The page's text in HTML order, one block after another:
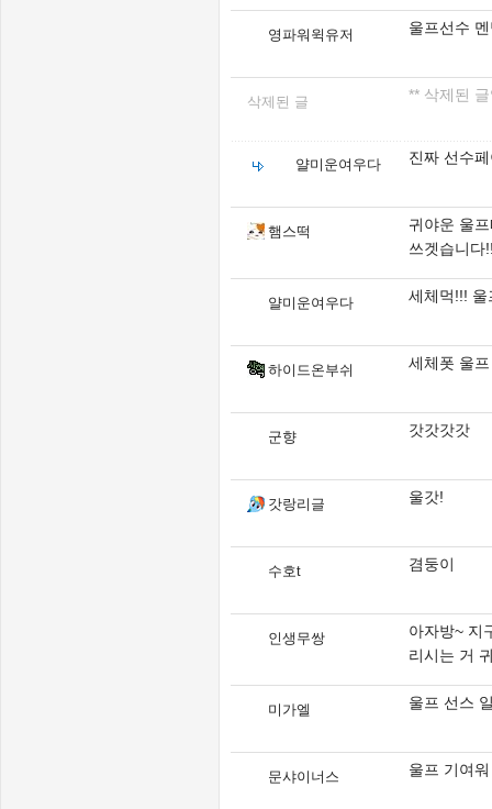
영파워윅유저 울프선수
삭제된 글 ** 삭제된
얄미운여우다 진짜 선수
햄스떡
귀야운 울
쓰겟습니다
얄미운여우다 세체먹!!! 울
하이드온부쉬 세체폿 울
군향 갓갓갓갓
갓랑리글 울갓!
수호t 겸둥이
인생무쌍
아자방~ 지
리시는 거
미가엘 울프 선스
문샤이너스 울프 기여